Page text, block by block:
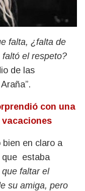
falta, ¿falta de
el respeto?
de las
con una
bien en claro a
que estaba
que faltar el
su amiga, pero